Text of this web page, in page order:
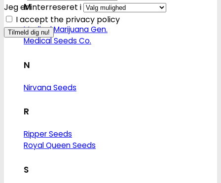
M
Medical Marijuana Gen.
Medical Seeds Co.
N
Nirvana Seeds
R
Ripper Seeds
Royal Queen Seeds
S
Jeg er interreseret i
I accept the privacy policy